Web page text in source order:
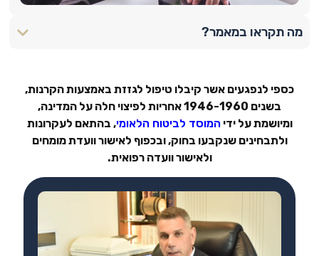
כספי לנפגעים אשר קיבלו טיפול לגזזת באמצעות הקרנות,
בשנים 1946-1960 אחריות לפיצוי חלה על המדינה,
ומיושמת על ידיהמוסד לביטוח הלאומי, בהתאם לעקרונות
ולתבחינים שנקבעו בחוק, ובכפוף לאישור וועדת מומחים
ולאישור וועדה רפואית.
מה תקראו במאמר?